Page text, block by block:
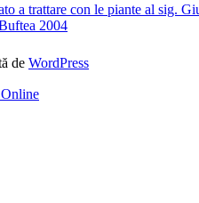
a trattare con le piante al sig.
2004
de WordPress